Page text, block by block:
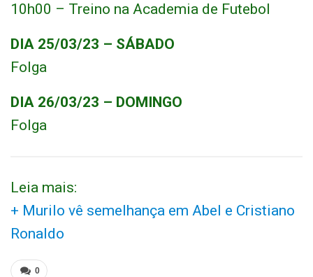
10h00 – Treino na Academia de Futebol
DIA 25/03/23 – SÁBADO
Folga
DIA 26/03/23 – DOMINGO
Folga
Leia mais:
+ Murilo vê semelhança em Abel e Cristiano
Ronaldo
0